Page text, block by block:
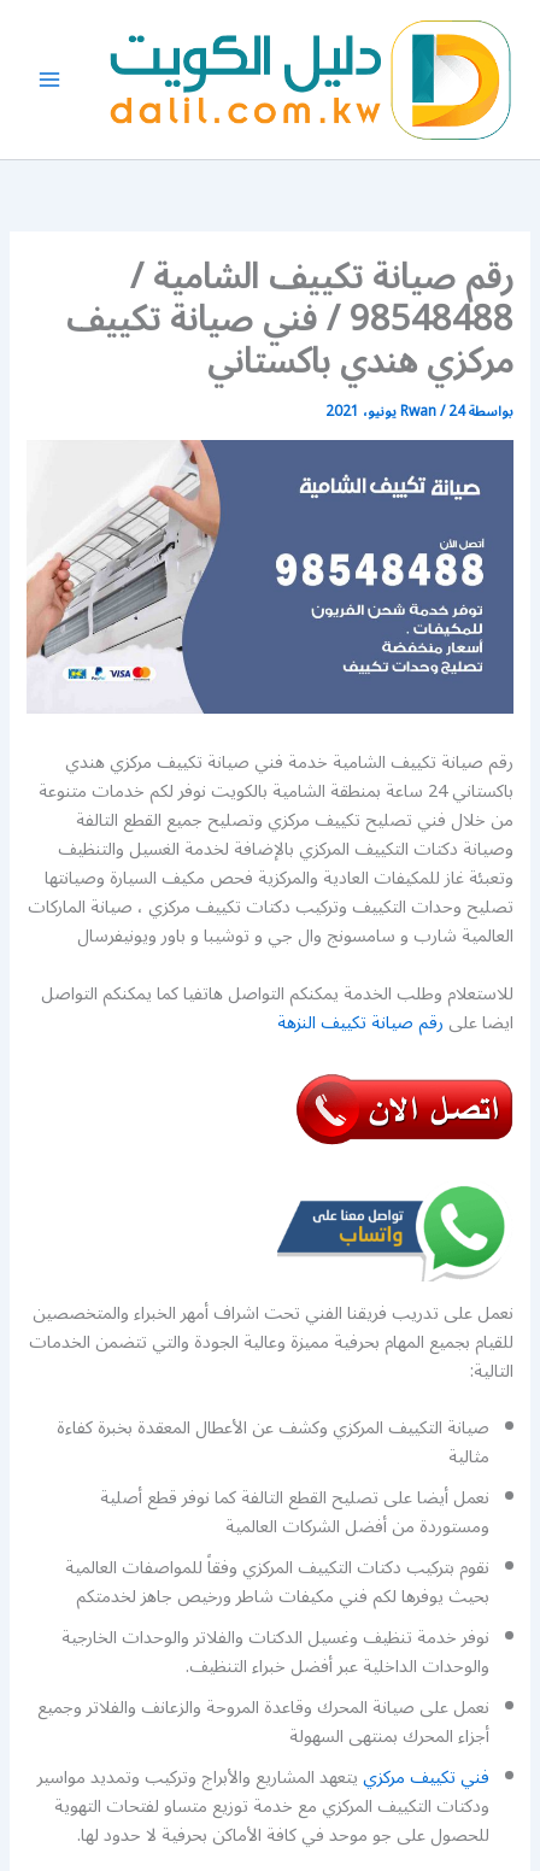
المحتوى
رقم صيانة تكييف الشامية /
98548488 / فني صيانة تكييف
مركزي هندي باكستاني
بواسطة Rwan/24 يونيو، 2021
رقم صيانة تكييف الشامية خدمة فني صيانة تكييف مركزي هندي
باكستاني 24 ساعة بمنطقة الشامية بالكويت نوفر لكم خدمات متنوعة
من خلال فني تصليح تكييف مركزي وتصليح جميع القطع التالفة
وصيانة دكتات التكييف المركزي بالإضافة لخدمة الغسيل والتنظيف
وتعبئة غاز للمكيفات العادية والمركزية فحص مكيف السيارة وصيانتها
تصليح وحدات التكييف وتركيب دكتات تكييف مركزي ، صيانة الماركات
العالمية شارب و سامسونج وال جي و توشيبا و باور ويونيفرسال
للاستعلام وطلب الخدمة يمكنكم التواصل هاتفيا كما يمكنكم التواصل
ايضا علىرقم صيانة تكييف النزهة
نعمل على تدريب فريقنا الفني تحت اشراف أمهر الخبراء والمتخصصين
للقيام بجميع المهام بحرفية مميزة وعالية الجودة والتي تتضمن الخدمات
التالية:
صيانة التكييف المركزي وكشف عن الأعطال المعقدة بخبرة كفاءة
مثالية
نعمل أيضا على تصليح القطع التالفة كما نوفر قطع أصلية
ومستوردة من أفضل الشركات العالمية
نقوم بتركيب دكتات التكييف المركزي وفقاً للمواصفات العالمية
بحيث يوفرها لكم فني مكيفات شاطر ورخيص جاهز لخدمتكم
نوفر خدمة تنظيف وغسيل الدكتات والفلاتر والوحدات الخارجية
والوحدات الداخلية عبر أفضل خبراء التنظيف.
نعمل على صيانة المحرك وقاعدة المروحة والزعانف والفلاتر وجميع
أجزاء المحرك بمنتهى السهولة
فني تكييف مركزييتعهد المشاريع والأبراج وتركيب وتمديد مواسير
ودكتات التكييف المركزي مع خدمة توزيع متساو لفتحات التهوية
للحصول على جو موحد في كافة الأماكن بحرفية لا حدود لها.